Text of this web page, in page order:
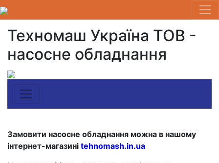
Техномаш Україна ТОВ -
насосне обладнання
Замовити насосне обладнання можна в нашому
інтернет-магазині tehnomash.in.ua